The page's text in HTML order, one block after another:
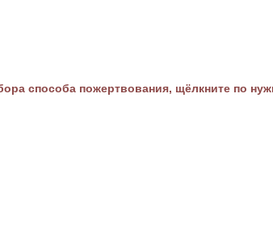
способа пожертвования, щёлкните по